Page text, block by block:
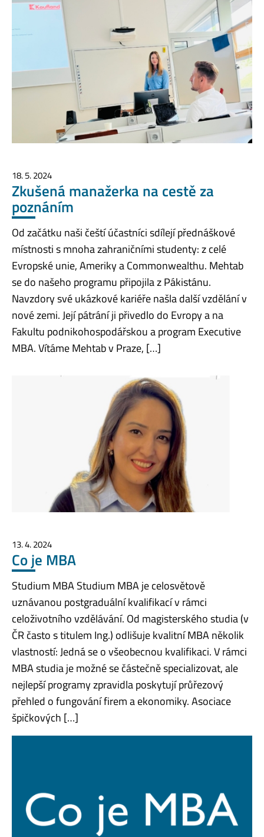
18. 5. 2024
Zkušená manažerka na cestě za
poznáním
Od začátku naši čeští účastníci sdílejí přednáškové
místnosti s mnoha zahraničními studenty: z celé
Evropské unie, Ameriky a Commonwealthu. Mehtab
se do našeho programu připojila z Pákistánu.
Navzdory své ukázkové kariéře našla další vzdělání v
nové zemi. Její pátrání ji přivedlo do Evropy a na
Fakultu podnikohospodářskou a program Executive
MBA. Vítáme Mehtab v Praze, […]
13. 4. 2024
Co je MBA
Studium MBA Studium MBA je celosvětově
uznávanou postgraduální kvalifikací v rámci
celoživotního vzdělávání. Od magisterského studia (v
ČR často s titulem Ing.) odlišuje kvalitní MBA několik
vlastností: Jedná se o všeobecnou kvalifikaci. V rámci
MBA studia je možné se částečně specializovat, ale
nejlepší programy zpravidla poskytují průřezový
přehled o fungování firem a ekonomiky. Asociace
špičkových […]